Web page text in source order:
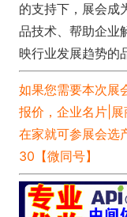
的支持下，展会成
品技术、帮助企业
映行业发展趋势的
如果您需要本次展
报价，企业名片|
在家就可参展会选
30【微同号】